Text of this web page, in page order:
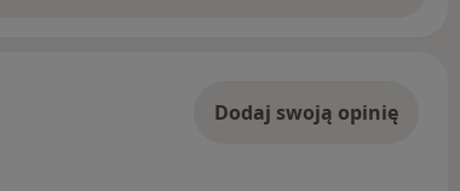
Dodaj swoją opinię